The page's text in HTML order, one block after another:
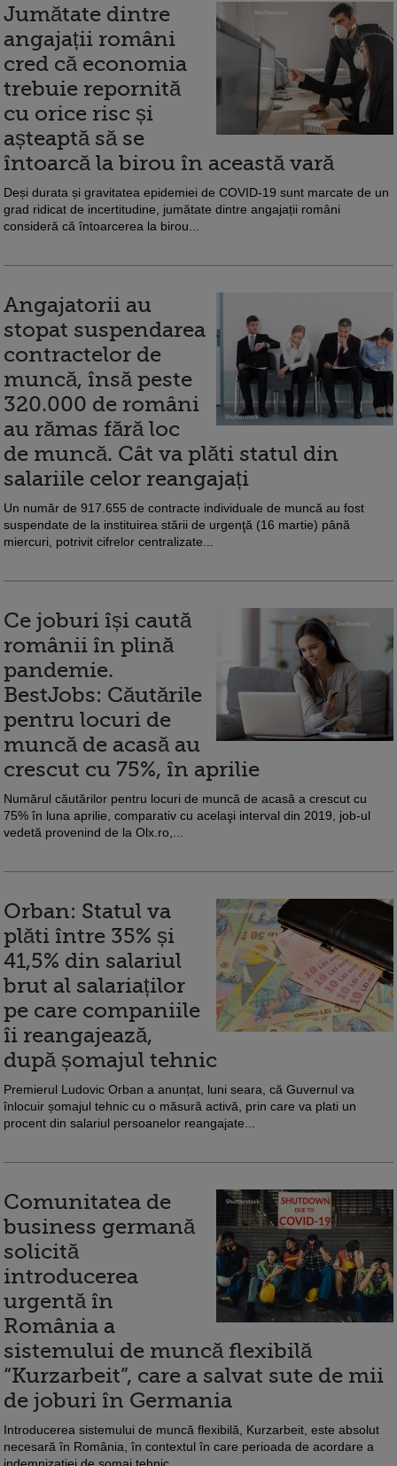
Jumătate dintre
angajații români
cred că economia
trebuie repornită
cu orice risc și
așteaptă să se
întoarcă la birou în această vară
Deși durata și gravitatea epidemiei de COVID-19 sunt marcate de un
grad ridicat de incertitudine, jumătate dintre angajații români
consideră că întoarcerea la birou...
Angajatorii au
stopat suspendarea
contractelor de
muncă, însă peste
320.000 de români
au rămas fără loc
de muncă. Cât va plăti statul din
salariile celor reangajați
Un număr de 917.655 de contracte individuale de muncă au fost
suspendate de la instituirea stării de urgenţă (16 martie) până
miercuri, potrivit cifrelor centralizate...
Ce joburi își caută
românii în plină
pandemie.
BestJobs: Căutările
pentru locuri de
muncă de acasă au
crescut cu 75%, în aprilie
Numărul căutărilor pentru locuri de muncă de acasă a crescut cu
75% în luna aprilie, comparativ cu acelaşi interval din 2019, job-ul
vedetă provenind de la Olx.ro,...
Orban: Statul va
plăti între 35% și
41,5% din salariul
brut al salariaților
pe care companiile
îi reangajează,
după șomajul tehnic
Premierul Ludovic Orban a anunțat, luni seara, că Guvernul va
înlocuir șomajul tehnic cu o măsură activă, prin care va plati un
procent din salariul persoanelor reangajate...
Comunitatea de
business germană
solicită
introducerea
urgentă în
România a
sistemului de muncă flexibilă
“Kurzarbeit”, care a salvat sute de mii
de joburi în Germania
Introducerea sistemului de muncă flexibilă, Kurzarbeit, este absolut
necesară în România, în contextul în care perioada de acordare a
indemnizaţiei de şomaj tehnic...